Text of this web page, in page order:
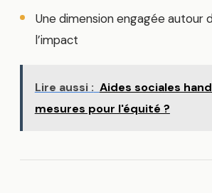
Une dimension engagée autour
l’impact
Lire aussi : Aides sociales
mesures pour l'équité ?